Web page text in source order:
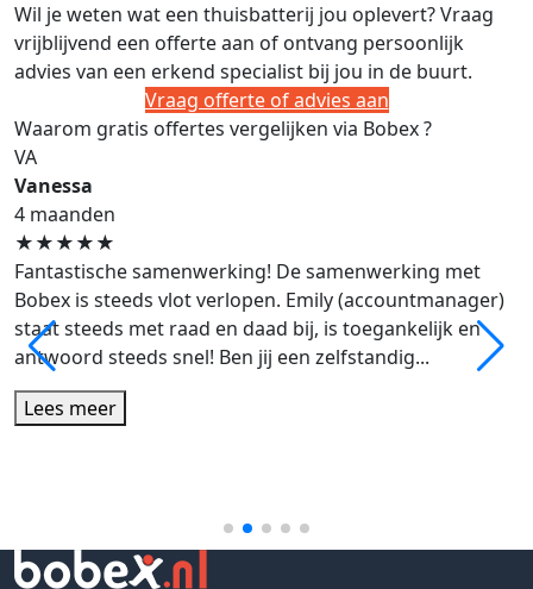
Wil je weten wat een thuisbatterij jou oplevert? Vraag
vrijblijvend een offerte aan of ontvang persoonlijk
advies van een erkend specialist bij jou in de buurt.
Vraag offerte of advies aan
Waarom gratis offertes vergelijken via Bobex ?
VA
Vanessa
4 maanden
★★★★★
Fantastische samenwerking! De samenwerking met
Bobex is steeds vlot verlopen. Emily (accountmanager)
staat steeds met raad en daad bij, is toegankelijk en
antwoord steeds snel! Ben jij een zelfstandig...
Lees meer